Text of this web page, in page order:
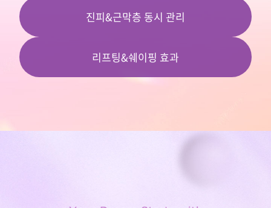
진피&근막층 동시 관리
리프팅&쉐이핑 효과